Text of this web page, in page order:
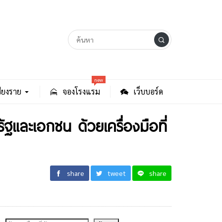
งราย จองโรงแรม
new
เว็บบอร์ด
และเอกชน ด้วยเครื่องมือที่
share tweet share